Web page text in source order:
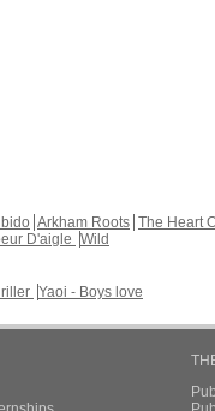
Arkham Roots The Heart
D'aigle Wild
Yaoi - Boys love